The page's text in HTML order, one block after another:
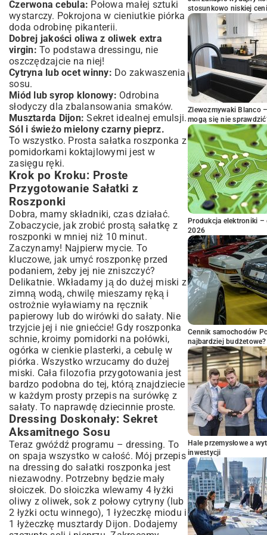
Czerwona cebula: Połowa małej sztuki
wystarczy. Pokrojona w cieniutkie piórka
doda odrobinę pikanterii.
Dobrej jakości oliwa z oliwek extra
virgin: To podstawa dressingu, nie
oszczędzajcie na niej!
Cytryna lub ocet winny: Do zakwaszenia
sosu.
Miód lub syrop klonowy: Odrobina
słodyczy dla zbalansowania smaków.
Musztarda Dijon: Sekret idealnej emulsji.
Sól i świeżo mielony czarny pieprz.
To wszystko. Prosta sałatka roszponka z
pomidorkami koktajlowymi jest w
zasięgu ręki.
Krok po Kroku: Proste
Przygotowanie Sałatki z
Roszponki
Dobra, mamy składniki, czas działać.
Zobaczycie, jak zrobić prostą sałatkę z
roszponki w mniej niż 10 minut.
Zaczynamy! Najpierw mycie. To
kluczowe, jak umyć roszponkę przed
podaniem, żeby jej nie zniszczyć?
Delikatnie. Wkładamy ją do dużej miski z
zimną wodą, chwilę mieszamy ręką i
ostrożnie wyławiamy na ręcznik
papierowy lub do wirówki do sałaty. Nie
trzyjcie jej i nie gniećcie! Gdy roszponka
schnie, kroimy pomidorki na połówki,
ogórka w cienkie plasterki, a cebulę w
piórka. Wszystko wrzucamy do dużej
miski. Cała filozofia przygotowania jest
bardzo podobna do tej, którą znajdziecie
w każdym prosty przepis na surówkę z
sałaty. To naprawdę dziecinnie proste.
Dressing Doskonały: Sekret
Aksamitnego Sosu
Teraz gwóźdź programu – dressing. To
on spaja wszystko w całość. Mój przepis
na dressing do sałatki roszponka jest
niezawodny. Potrzebny będzie mały
słoiczek. Do słoiczka wlewamy 4 łyżki
oliwy z oliwek, sok z połowy cytryny (lub
2 łyżki octu winnego), 1 łyżeczkę miodu i
1 łyżeczkę musztardy Dijon. Dodajemy
stosunkowo niskiej
Zlewozmywaki Blanco
mogą się nie
Produkcja elektroniki –
2026
Cennik samochodów
najbardziej budżetowe?
Hale przemysłowe a
inwestycji